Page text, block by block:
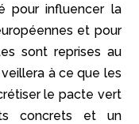
pour influencer la
et pour
sont reprises au
à ce que les
le pacte vert
concrets et un